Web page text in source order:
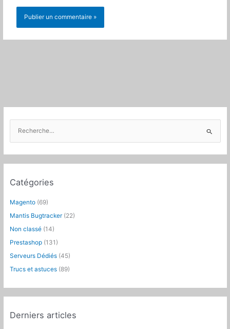
r
e
r
:
Catégories
Magento (69)
Mantis Bugtracker (22)
Non classé (14)
Prestashop (131)
Serveurs Dédiés (45)
Trucs et astuces (89)
Derniers articles